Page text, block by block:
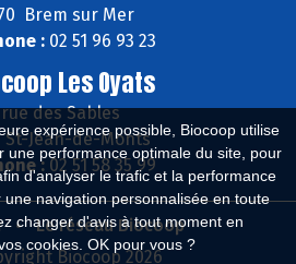
expérience possible, Biocoop utilise
une performance optimale du site, pour
d'analyser le trafic et la performance
navigation personnalisée en toute
changer d'avis à tout moment en
cookies. OK pour vous ?
Brem sur Mer
:02 51 96 93 23
Les Oyats
rue des Sables
St-Jean-de-Monts
:02 51 58 35 99
Le réseau Biocoop
Biocoop 2026